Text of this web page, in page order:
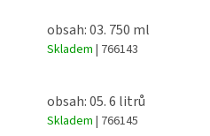
obsah: 03. 750 ml
Skladem | 766143
obsah: 05. 6 litrů
Skladem | 766145